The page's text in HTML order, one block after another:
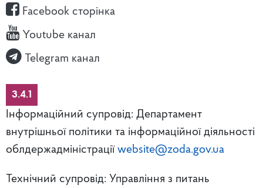
Facebook сторінка
Youtube канал
Telegram канал
3.4.1
Інформаційний супровід: Департамент
внутрішньої політики та інформаційної діяльності
облдержадміністрації website@zoda.gov.ua
Технічний супровід: Управління з питань